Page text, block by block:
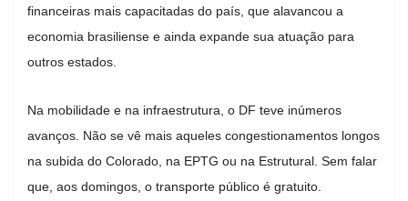
financeiras mais capacitadas do país, que alavancou a
economia brasiliense e ainda expande sua atuação para
outros estados.
Na mobilidade e na infraestrutura, o DF teve inúmeros
avanços. Não se vê mais aqueles congestionamentos longos
na subida do Colorado, na EPTG ou na Estrutural. Sem falar
que, aos domingos, o transporte público é gratuito.